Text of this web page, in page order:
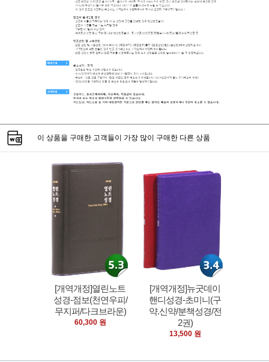
이 상품을 구매한 고객들이 가장 많이 구매한 다른 상품
[개역개정]열린노트
성경-점보(천연우피/
무지퍼/다크브라운)
60,300 원
[개역개정]뉴굿데이
핸디성경-초미니(구
약.신약/분책성경/전
2권)
13,500 원